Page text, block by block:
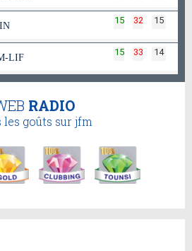
15
32
15
LIF
14
33
15
RADIO
les goûts sur jfm